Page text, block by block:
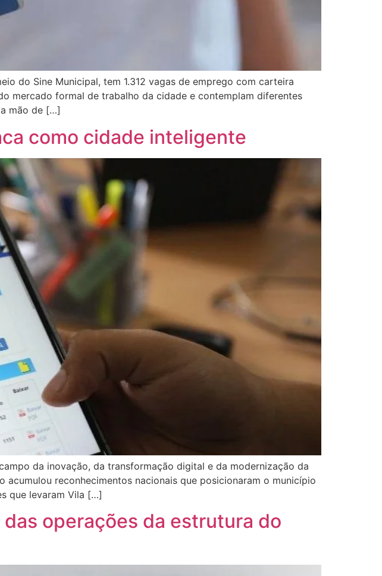
do Sine Municipal, tem 1.312 vagas de emprego com carteira
mercado formal de trabalho da cidade e contemplam diferentes
mão de […]
como cidade inteligente
da inovação, da transformação digital e da modernização da
reconhecimentos nacionais que posicionaram o município
que levaram Vila […]
operações da estrutura do